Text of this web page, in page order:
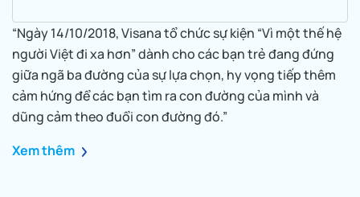
“Ngày 14/10/2018, Visana tổ chức sự kiện “Vì một thế hệ
người Việt đi xa hơn” dành cho các bạn trẻ đang đứng
giữa ngã ba đường của sự lựa chọn, hy vọng tiếp thêm
cảm hứng để các bạn tìm ra con đường của mình và
dũng cảm theo đuổi con đường đó.”
Xem thêm